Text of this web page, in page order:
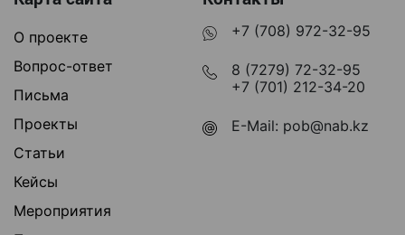
О проекте
Вопрос-ответ
Письма
Проекты
Статьи
Кейсы
Мероприятия
+7 (708) 972-32-95
8 (7279) 72-32-95
+7 (701) 212-34-20
E-Mail: pob@nab.kz